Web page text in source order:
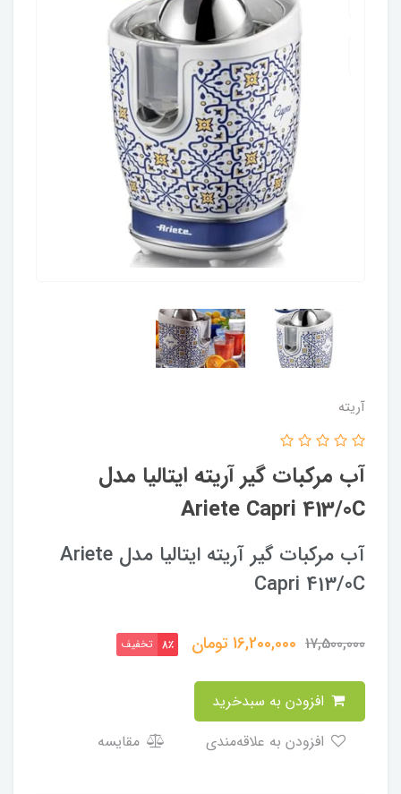
آریته
آب مرکبات گیر آریته ایتالیا مدل
Ariete Capri 413/0C
آب مرکبات گیر آریته ایتالیا مدل Ariete
Capri 413/0C
17,500,000
16,200,000تومان 8٪ تخفیف
مقایسه